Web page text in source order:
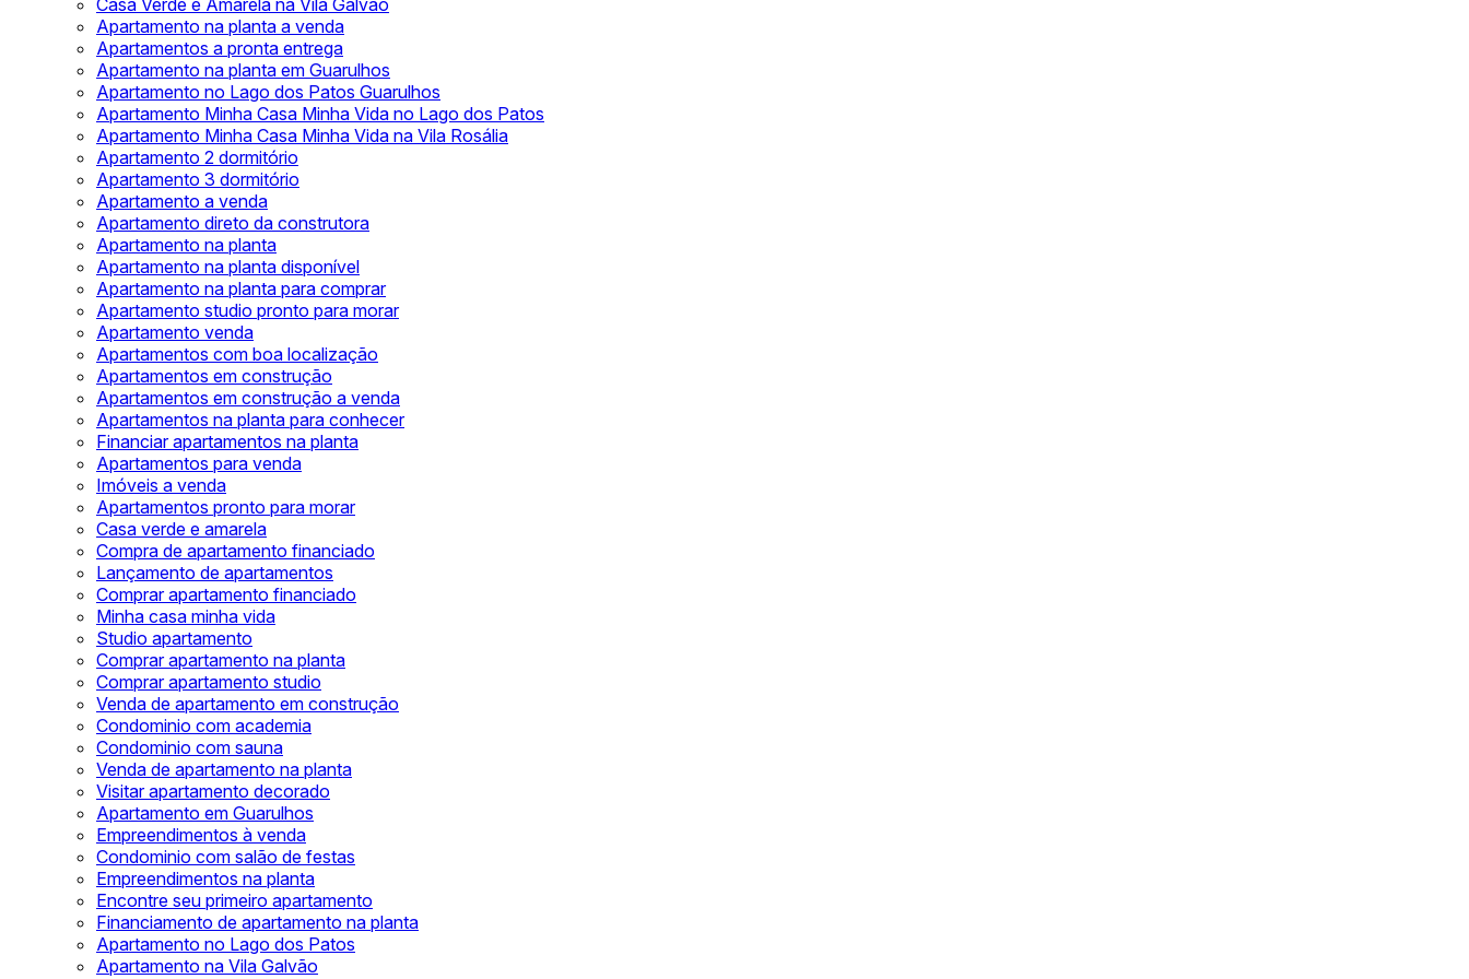
Casa Verde e Amarela na Vila Galvão
Apartamento na planta a venda
Apartamentos a pronta entrega
Apartamento na planta em Guarulhos
Apartamento no Lago dos Patos Guarulhos
Apartamento Minha Casa Minha Vida no Lago dos Patos
Apartamento Minha Casa Minha Vida na Vila Rosália
Apartamento 2 dormitório
Apartamento 3 dormitório
Apartamento a venda
Apartamento direto da construtora
Apartamento na planta
Apartamento na planta disponível
Apartamento na planta para comprar
Apartamento studio pronto para morar
Apartamento venda
Apartamentos com boa localização
Apartamentos em construção
Apartamentos em construção a venda
Apartamentos na planta para conhecer
Financiar apartamentos na planta
Apartamentos para venda
Imóveis a venda
Apartamentos pronto para morar
Casa verde e amarela
Compra de apartamento financiado
Lançamento de apartamentos
Comprar apartamento financiado
Minha casa minha vida
Studio apartamento
Comprar apartamento na planta
Comprar apartamento studio
Venda de apartamento em construção
Condominio com academia
Condominio com sauna
Venda de apartamento na planta
Visitar apartamento decorado
Apartamento em Guarulhos
Empreendimentos à venda
Condominio com salão de festas
Empreendimentos na planta
Encontre seu primeiro apartamento
Financiamento de apartamento na planta
Apartamento no Lago dos Patos
Apartamento na Vila Galvão